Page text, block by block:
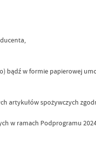
bądź w formie papierowej
artykułów spożywczych
w ramach Podprogramu